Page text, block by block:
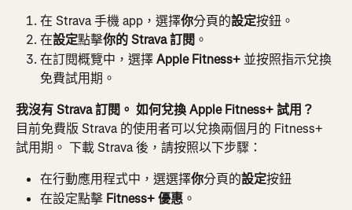
在 Strava 手機 app，選擇你分頁的設定按鈕。
在設定點擊你的 Strava 訂閱 。
在訂閱概覽中，選擇 Apple Fitness+ 並按照指示兌換
免費試用期。
我沒有 Strava 訂閱。 如何兌換 Apple Fitness+ 試用？
目前免費版 Strava 的使用者可以兌換兩個月的 Fitness+
試用期。 下載 Strava 後，請按照以下步驟：
在行動應用程式中，選選擇你分頁的設定按鈕
在設定點擊 Fitness+ 優惠 。